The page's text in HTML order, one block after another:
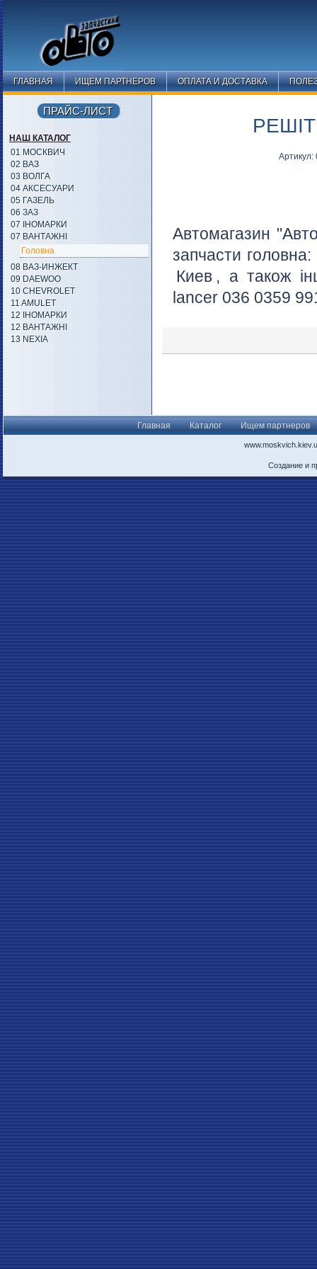
ГЛАВНАЯ ИЩЕМ ПАРТНЕРОВ ОПЛАТА И ДОСТАВКА
Автомагазин
запчасти головна:
Киев , а також
lancer 036 0359
ПРАЙС-ЛИСТ
НАШ КАТАЛОГ
01 МОСКВИЧ
02 ВАЗ
03 ВОЛГА
04 АКСЕСУАРИ
05 ГАЗЕЛЬ
06 ЗАЗ
07 ІНОМАРКИ
07 ВАНТАЖНІ
Головна
08 ВАЗ-ИНЖЕКТ
09 DAEWOO
10 CHEVROLET
11 AMULET
12 ІНОМАРКИ
12 ВАНТАЖНІ
13 NEXIA
Главная Каталог Ищем партнеров
Создание и